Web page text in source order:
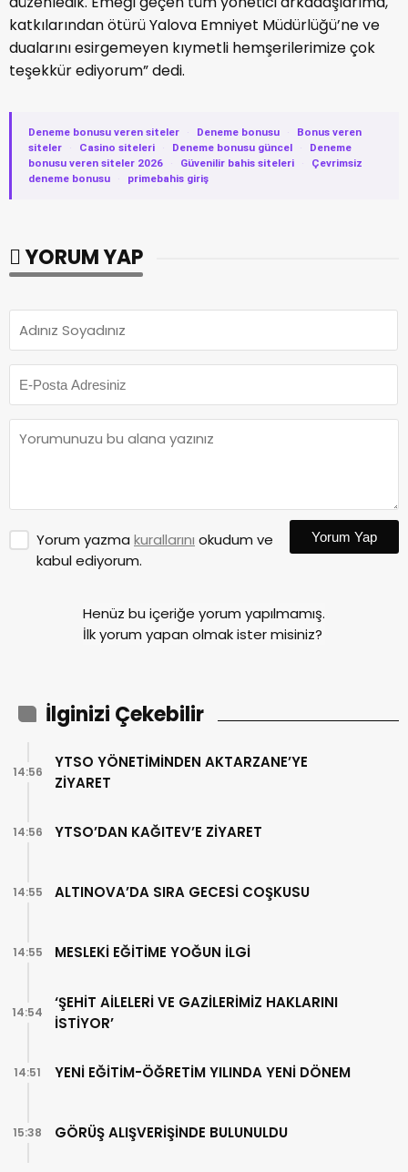
katkılarından ötürü Yalova Emniyet Müdürlüğü’ne ve
dualarını esirgemeyen kıymetli hemşerilerimize çok
teşekkür ediyorum” dedi.
Deneme bonusu veren siteler · Deneme bonusu ·
Bonus veren
siteler
· Casino siteleri · Deneme bonusu güncel ·
Deneme
bonusu veren siteler 2026
· Güvenilir bahis siteleri ·
Çevrimsiz
deneme bonusu
· primebahis giriş
YORUM YAP
Yorum yazma kurallarını okudum ve
kabul ediyorum.
Yorum Yap
Henüz bu içeriğe yorum yapılmamış.
İlk yorum yapan olmak ister misiniz?
İlginizi Çekebilir
YTSO YÖNETİMİNDEN AKTARZANE’YE
ZİYARET
14:56
YTSO’DAN KAĞITEV’E ZİYARET
14:56
ALTINOVA’DA SIRA GECESİ COŞKUSU
14:55
MESLEKİ EĞİTİME YOĞUN İLGİ
14:55
‘ŞEHİT AİLELERİ VE GAZİLERİMİZ HAKLARINI
İSTİYOR’
14:54
YENİ EĞİTİM-ÖĞRETİM YILINDA YENİ DÖNEM
14:51
GÖRÜŞ ALIŞVERİŞİNDE BULUNULDU
15:38